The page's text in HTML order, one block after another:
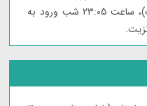
استانبول (طول پرواز حدود 3 ساعت)، ساعت 23:05 شب ورود به